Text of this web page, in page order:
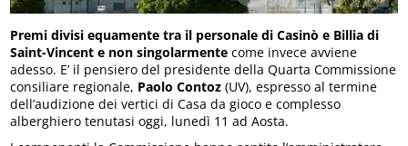
Premi divisi equamente tra il personale di Casinò e Billia di
Saint-Vincent e non singolarmente come invece avviene
adesso. E’ il pensiero del presidente della Quarta Commissione
consiliare regionale, Paolo Contoz (UV), espresso al termine
dell’audizione dei vertici di Casa da gioco e complesso
alberghiero tenutasi oggi, lunedì 11 ad Aosta.